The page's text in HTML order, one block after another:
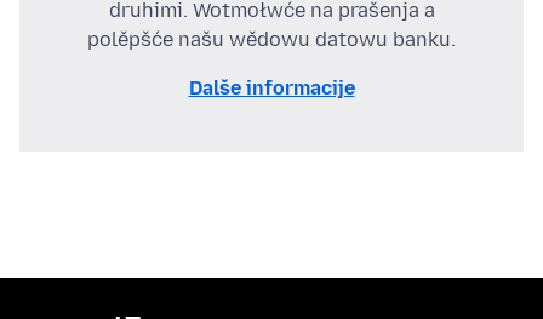
druhimi. Wotmołwće na prašenja a
polěpšće našu wědowu datowu banku.
Dalše informacije